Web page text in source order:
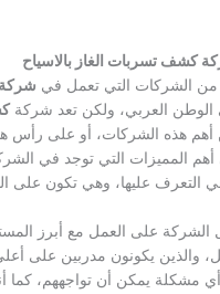
كشف تسربات الغاز بالاسياح
من الشركات التي تعمل في
الوطن العربي، ولكن تعد شركة
أهم هذه الشركات، أو على رأس
المميزات التي توجد في
التعرف عليها، وهي تكون على
الشركة على العمل مع أبرز
والذين يكونون مدربين على
مشكلة يمكن أن تواجههم، كما